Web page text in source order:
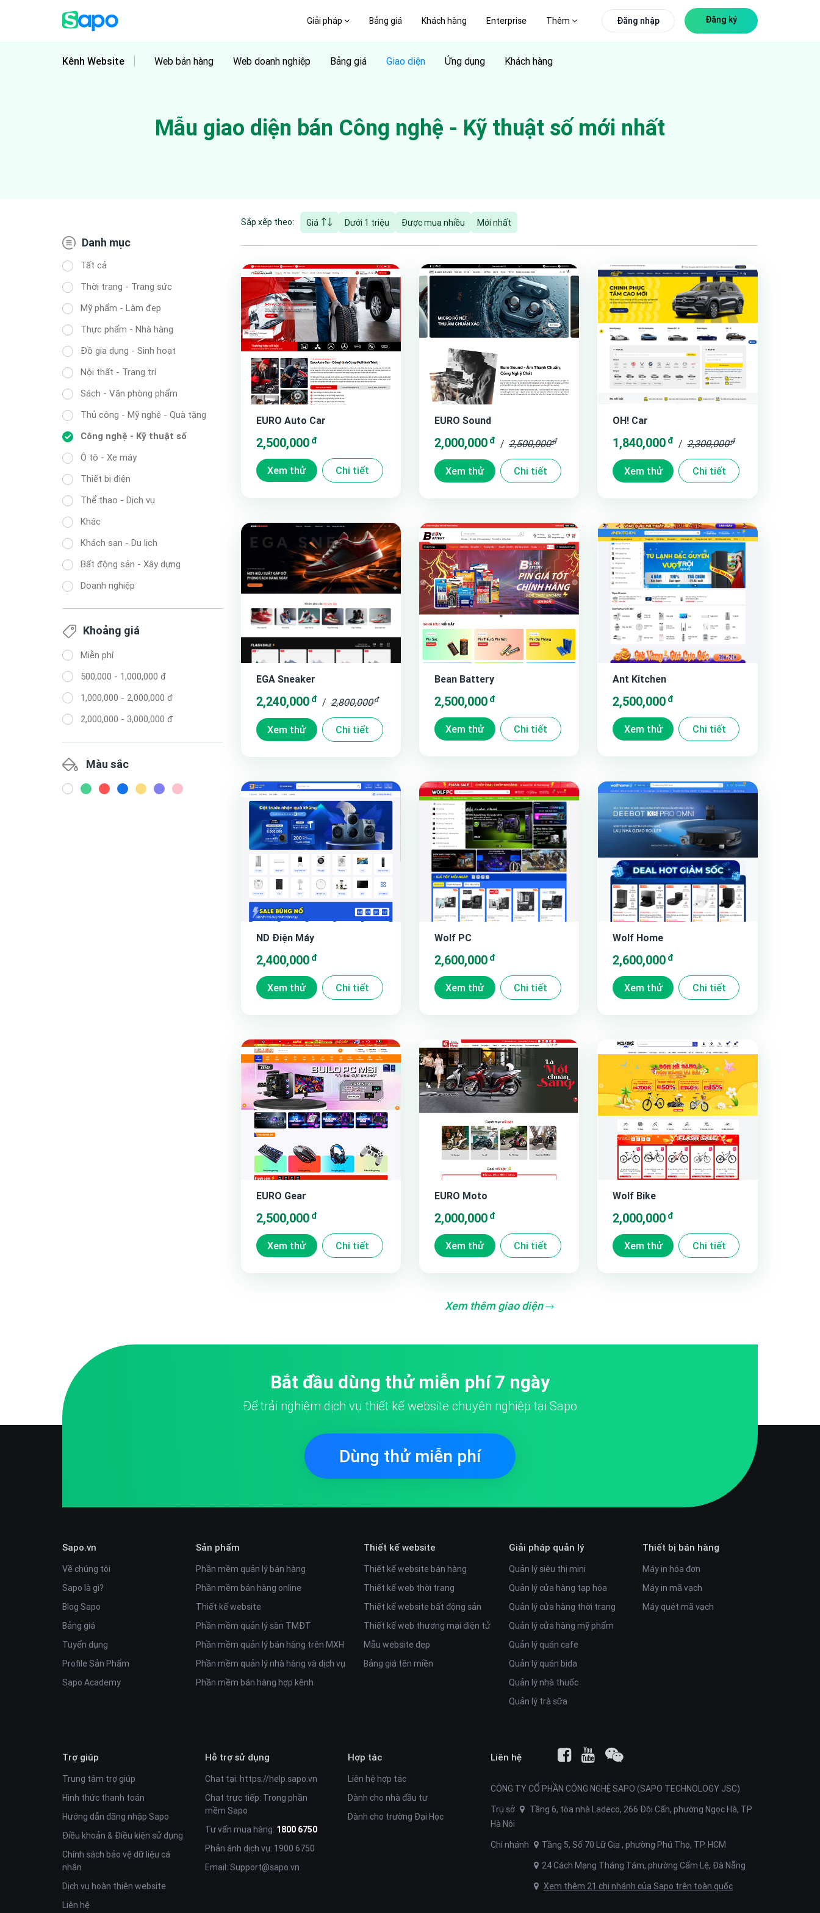
Giải pháp Bảng giá Khách hàng Enterprise Thêm Đăng nhập Đăng ký
Kênh Website Web bán hàng Web doanh nghiệp Bảng giá Giao diện Ứng dụng Khách hàng
Mẫu giao diện bán Công nghệ - Kỹ thuật sốmới nhất
Danh mục
Tất cả
Thời trang - Trang sức
Mỹ phẩm - Làm đẹp
Thực phẩm - Nhà hàng
Đồ gia dụng - Sinh hoạt
Nội thất - Trang trí
Sách - Văn phòng phẩm
Thủ công - Mỹ nghệ - Quà tặng
Công nghệ - Kỹ thuật số
Ô tô - Xe máy
Thiết bị điện
Thể thao - Dịch vụ
Khác
Khách sạn - Du lịch
Bất động sản - Xây dựng
Doanh nghiệp
Khoảng giá
Miễn phí
500,000 - 1,000,000 đ
1,000,000 - 2,000,000 đ
2,000,000 - 3,000,000 đ
Màu sắc
Sắp xếp theo: Giá Dưới 1 triệu Được mua nhiều Mới nhất
EURO Auto Car
2,500,000đ
Xem thử Chi tiết
EURO Sound
2,000,000đ / 2,500,000đ
Xem thử Chi tiết
OH! Car
1,840,000đ / 2,300,000đ
Xem thử Chi tiết
EGA Sneaker
2,240,000đ / 2,800,000đ
Xem thử Chi tiết
Bean Battery
2,500,000đ
Xem thử Chi tiết
Ant Kitchen
2,500,000đ
Xem thử Chi tiết
ND Điện Máy
2,400,000đ
Xem thử Chi tiết
Wolf PC
2,600,000đ
Xem thử Chi tiết
Wolf Home
2,600,000đ
Xem thử Chi tiết
EURO Gear
2,500,000đ
Xem thử Chi tiết
EURO Moto
2,000,000đ
Xem thử Chi tiết
Wolf Bike
2,000,000đ
Xem thử Chi tiết
Xem thêm giao diện
Bắt đầu dùng thử miễn phí 7 ngày
Để trải nghiệm dịch vụ thiết kế website chuyên nghiệp tại Sapo
Dùng thử miễn phí
Sapo.vn
Về chúng tôi
Sapo là gì?
Blog Sapo
Bảng giá
Tuyển dụng
Profile Sản Phẩm
Sapo Academy
Sản phẩm
Phần mềm quản lý bán hàng
Phần mềm bán hàng online
Thiết kế website
Phần mềm quản lý sàn TMĐT
Phần mềm quản lý bán hàng trên MXH
Phần mềm quản lý nhà hàng và dịch vụ
Phần mềm bán hàng hợp kênh
Thiết kế website
Thiết kế website bán hàng
Thiết kế web thời trang
Thiết kế website bất động sản
Thiết kế web thương mại điện tử
Mẫu website đẹp
Bảng giá tên miền
Giải pháp quản lý
Quản lý siêu thị mini
Quản lý cửa hàng tạp hóa
Quản lý cửa hàng thời trang
Quản lý cửa hàng mỹ phẩm
Quản lý quán cafe
Quản lý quán bida
Quản lý nhà thuốc
Quản lý trà sữa
Thiết bị bán hàng
Máy in hóa đơn
Máy in mã vạch
Máy quét mã vạch
Trợ giúp
Trung tâm trợ giúp
Hình thức thanh toán
Hướng dẫn đăng nhập Sapo
Điều khoản & Điều kiện sử dụng
Chính sách bảo vệ dữ liệu cá
nhân
Dịch vụ hoàn thiện website
Liên hệ
Hỗ trợ sử dụng
Chat tại: https://help.sapo.vn
Chat trực tiếp: Trong phần
mềm Sapo
Tư vấn mua hàng: 1800 6750
Phản ánh dịch vụ: 1900 6750
Email: Support@sapo.vn
Hợp tác
Liên hệ hợp tác
Dành cho nhà đầu tư
Dành cho trường Đại Học
Liên hệ
CÔNG TY CỔ PHẦN CÔNG NGHỆ SAPO (SAPO TECHNOLOGY JSC)
Trụ sở
Tầng 6, tòa nhà Ladeco, 266 Đội Cấn, phường Ngọc Hà, TP
Hà Nội
Chi nhánh
Tầng 5, Số 70 Lữ Gia , phường Phú Thọ, TP. HCM
24 Cách Mạng Tháng Tám, phường Cẩm Lệ, Đà Nẵng
Xem thêm 21 chi nhánh của Sapo trên toàn quốc